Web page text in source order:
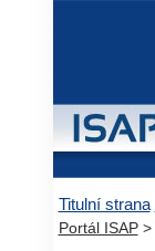
Titulní strana
Portál ISAP>